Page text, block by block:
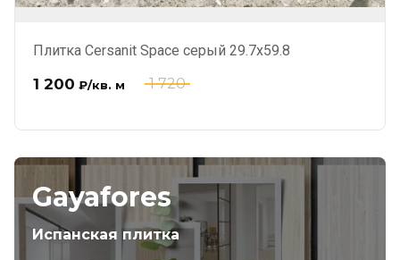
Плитка Cersanit Space серый 29.7x59.8
1 720
1 200 ₽/кв. м
Gayafores
Испанская плитка